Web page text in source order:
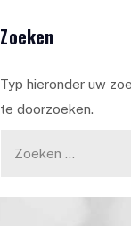
Zoeken
Typ hieronder uw
te doorzoeken.